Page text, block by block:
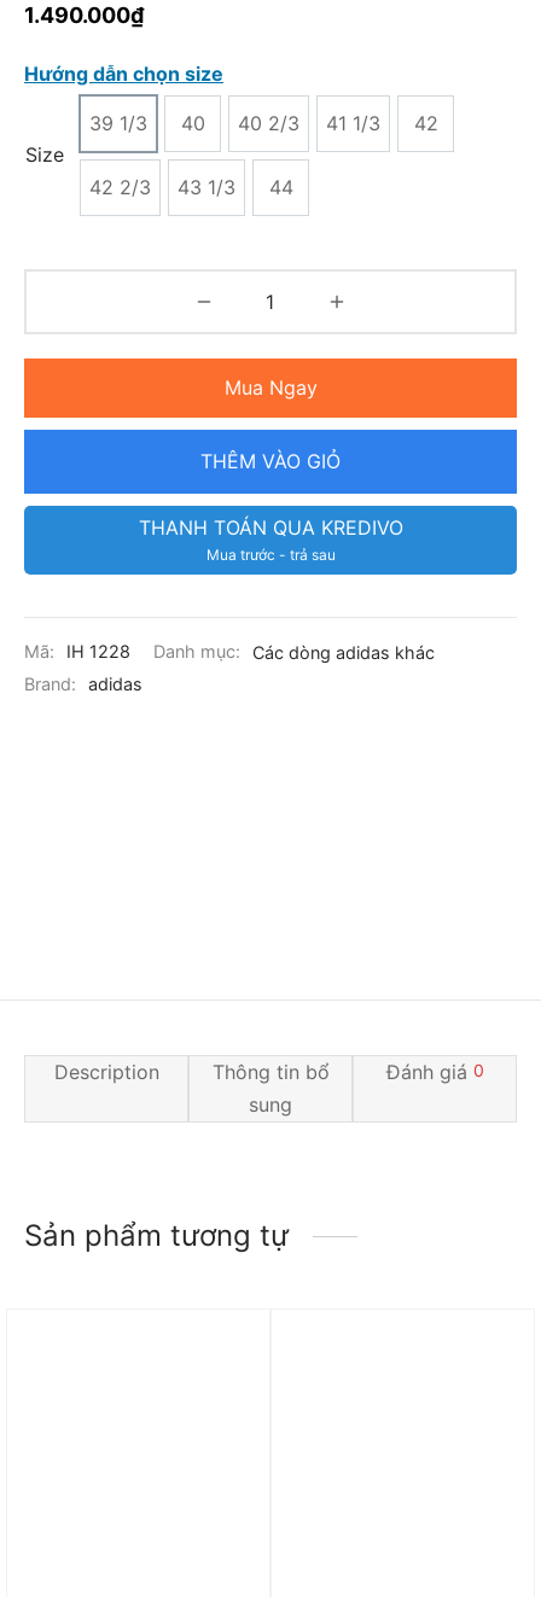
1.490.000₫
Hướng dẫn chọn size
Size
39 1/3 40 40 2/3 41 1/3 42
42 2/3 43 1/3 44
Mua Ngay
THÊM VÀO GIỎ
THANH TOÁN QUA KREDIVO
Mua trước - trả sau
Mã: IH 1228 Danh mục:
Các dòng adidas khác
Brand:
adidas
Description
Thông tin bổ
sung
Đánh giá 0
Sản phẩm tương tự